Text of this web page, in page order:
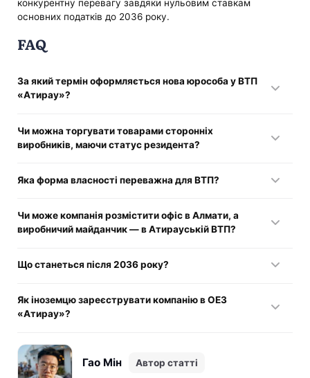
конкурентну перевагу завдяки нульовим ставкам
основних податків до 2036 року.
FAQ
За який термін оформляється нова юрособа у ВТП
«Атирау»?
а статус учасника ВТП присвоюється окремо й зазвичай
потребує ще 15–30 календарних днів.
Чи можна торгувати товарами сторонніх
виробників, маючи статус резидента?
продукцію власного виробництва в межах пріоритетних
Яка форма власності переважна для ВТП?
управління та потребує меншого мінімального капіталу
порівняно з АТ.
Чи може компанія розмістити офіс в Алмати, а
виробничий майданчик — в Атирауській ВТП?
господарської діяльності мають знаходитися винятково в
Що станеться після 2036 року?
переходять на загальновстановлений податковий режим.
Як іноземцю зареєструвати компанію в ОЕЗ
«Атирау»?
засновникам необхідно заздалегідь отримати ІПН та
бізнес-візу.
Гао Мін
Автор статті